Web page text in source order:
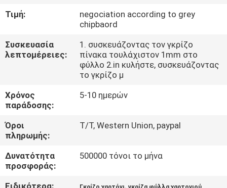
ΕΠΙΚΟΙΝΩΝΉΣΤΕ
ΜΑΖΊ
ΜΑΣ
ΕΙΔΉΣΕΙΣ
ΥΠΟΘΈΣΕΙΣ
SITEMAP
ΠΟΛΙΤΙΚΉ
Τιμή:
negociation according to grey
chipbaord
Συσκευασία
λεπτομέρειες:
1. συσκευάζοντας τον γκρίζο
πίνακα τουλάχιστον 1mm στο
φύλλο 2.in κυλήστε, συσκευάζοντας
το γκρίζο μ
Χρόνος
παράδοσης:
5-10 ημερών
Όροι
πληρωμής:
T/T, Western Union, paypal
Δυνατότητα
προσφοράς:
500000 τόνοι το μήνα